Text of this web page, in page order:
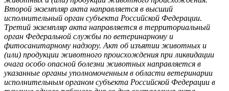
Второй экземпляр акта направляется в высший
исполнительный орган субъекта Российской Федерации.
Третий экземпляр акта направляется в территориальный
орган Федеральной службы по ветеринарному и
фитосанитарному надзору. Акт об изъятии животных и
(или) продукции животного происхождения при ликвидации
очага особо опасной болезни животных направляется в
указанные органы уполномоченным в области ветеринарии
исполнительным органом субъекта Российской Федерации в